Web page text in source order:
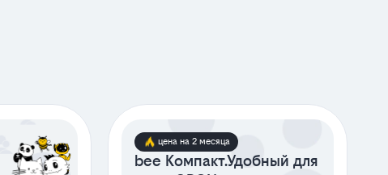
цена на 2 месяца
bee Компакт.Удобный для